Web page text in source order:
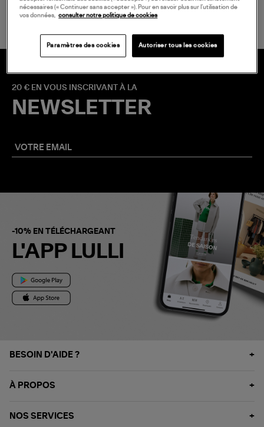
à partir de 150 € d'achat*
20 € EN VOUS INSCRIVANT À LA
NEWSLETTER
-10% EN TÉLÉCHARGEANT
L'APP LULLI
BESOIN D'AIDE ?
À PROPOS
NOS SERVICES
nécessaires (« Continuer sans accepter »). Pour en savoir plus sur l’utilisation de
vos données, consulter notre politique de cookies
Paramètres des cookies Autoriser tous les cookies